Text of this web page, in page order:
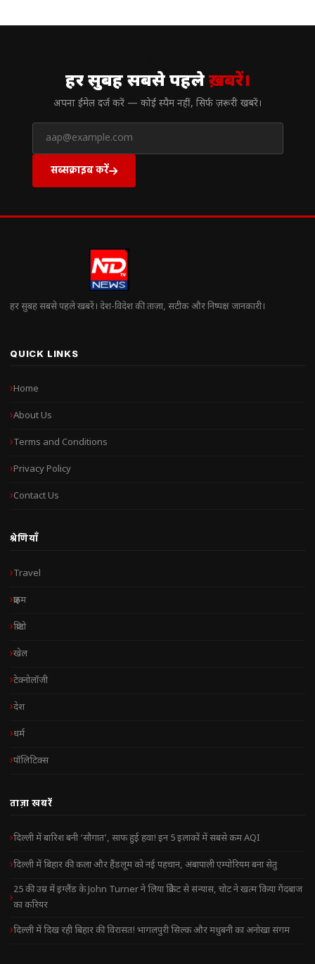
हर सुबह सबसे पहलेख़बरें।
अपना ईमेल दर्ज करें — कोई स्पैम नहीं, सिर्फ ज़रूरी खबरें।
सब्सक्राइब करें
हर सुबह सबसे पहले खबरें। देश-विदेश की ताज़ा, सटीक और निष्पक्ष जानकारी।
QUICK LINKS
Home
About Us
Terms and Conditions
Privacy Policy
Contact Us
श्रेणियाँ
Travel
क्राइम
क्रिप्टो
खेल
टेक्नोलॉजी
देश
धर्म
पॉलिटिक्स
ताज़ा खबरें
दिल्ली में बारिश बनी ‘सौगात’, साफ हुई हवा! इन 5 इलाकों में सबसे कम AQI
दिल्ली में बिहार की कला और हैंडलूम को नई पहचान, अंबापाली एम्पोरियम बना सेतु
25 की उम्र में इंग्लैंड के John Turner ने लिया क्रिकेट से संन्यास, चोट ने खत्म किया गेंदबाज
का करियर
दिल्ली में दिख रही बिहार की विरासत! भागलपुरी सिल्क और मधुबनी का अनोखा संगम